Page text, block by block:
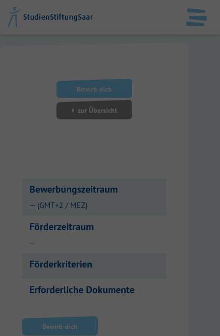
StudienStiftungSaar
Datenschutz
Bewirb dich
zur Übersicht
Bewerbungszeitraum
— (GMT+2 / MEZ)
Förderzeitraum
—
Förderkriterien
Erforderliche Dokumente
Bewirb dich